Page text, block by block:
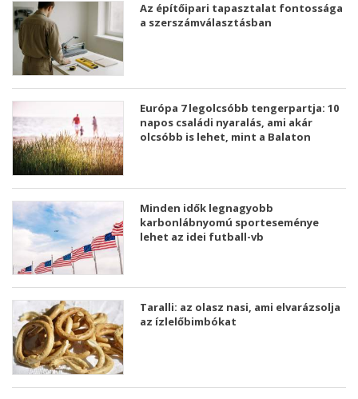
Az építőipari tapasztalat fontossága
a szerszámválasztásban
Európa 7 legolcsóbb tengerpartja: 10
napos családi nyaralás, ami akár
olcsóbb is lehet, mint a Balaton
Minden idők legnagyobb
karbonlábnyomú sporteseménye
lehet az idei futball-vb
Taralli: az olasz nasi, ami elvarázsolja
az ízlelőbimbókat